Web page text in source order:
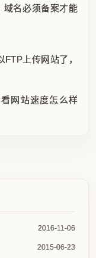
域名必须备案才能
上传网站了，
网站速度怎么样
2016-11-06
2015-06-23